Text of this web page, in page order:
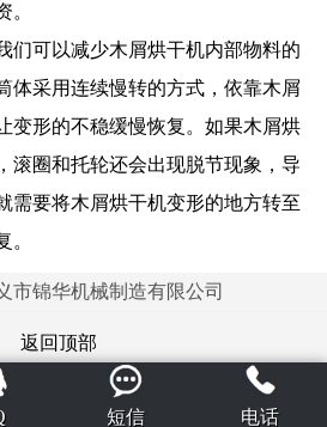
。
们可以减少木屑烘干机内部物料的
体采用连续慢转的方式，依靠木屑
变形的不稳缓慢恢复。如果木屑烘
滚圈和托轮还会出现脱节现象，导
需要将木屑烘干机变形的地方转至
。
市锦华机械制造有限公司
返回顶部
短信 电话